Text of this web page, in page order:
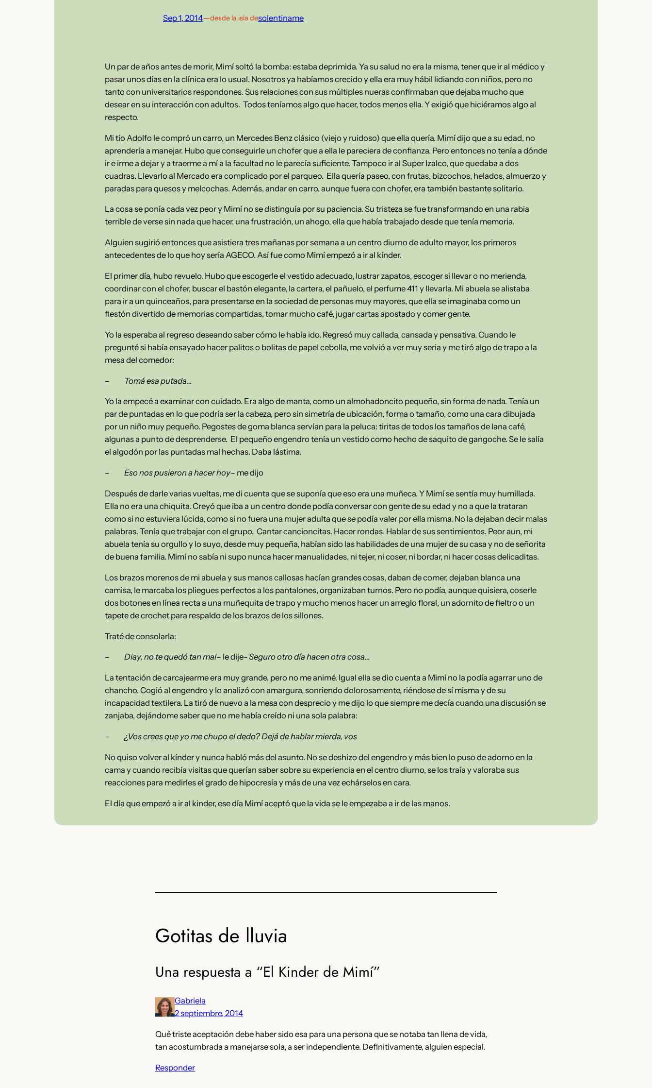
Sep 1, 2014—desde la isla desolentiname
Un par de años antes de morir, Mimí soltó la bomba: estaba deprimida. Ya su salud no era la misma, tener que ir al médico y
pasar unos días en la clínica era lo usual. Nosotros ya habíamos crecido y ella era muy hábil lidiando con niños, pero no
tanto con universitarios respondones. Sus relaciones con sus múltiples nueras confirmaban que dejaba mucho que
desear en su interacción con adultos. Todos teníamos algo que hacer, todos menos ella. Y exigió que hiciéramos algo al
respecto.
Mi tío Adolfo le compró un carro, un Mercedes Benz clásico (viejo y ruidoso) que ella quería. Mimí dijo que a su edad, no
aprendería a manejar. Hubo que conseguirle un chofer que a ella le pareciera de confianza. Pero entonces no tenía a dónde
ir e irme a dejar y a traerme a mí a la facultad no le parecía suficiente. Tampoco ir al Super Izalco, que quedaba a dos
cuadras. Llevarlo al Mercado era complicado por el parqueo. Ella quería paseo, con frutas, bizcochos, helados, almuerzo y
paradas para quesos y melcochas. Además, andar en carro, aunque fuera con chofer, era también bastante solitario.
La cosa se ponía cada vez peor y Mimí no se distinguía por su paciencia. Su tristeza se fue transformando en una rabia
terrible de verse sin nada que hacer, una frustración, un ahogo, ella que había trabajado desde que tenía memoria.
Alguien sugirió entonces que asistiera tres mañanas por semana a un centro diurno de adulto mayor, los primeros
antecedentes de lo que hoy sería AGECO. Así fue como Mimí empezó a ir al kínder.
El primer día, hubo revuelo. Hubo que escogerle el vestido adecuado, lustrar zapatos, escoger si llevar o no merienda,
coordinar con el chofer, buscar el bastón elegante, la cartera, el pañuelo, el perfume 411 y llevarla. Mi abuela se alistaba
para ir a un quinceaños, para presentarse en la sociedad de personas muy mayores, que ella se imaginaba como un
fiestón divertido de memorias compartidas, tomar mucho café, jugar cartas apostado y comer gente.
Yo la esperaba al regreso deseando saber cómo le había ido. Regresó muy callada, cansada y pensativa. Cuando le
pregunté si había ensayado hacer palitos o bolitas de papel cebolla, me volvió a ver muy seria y me tiró algo de trapo a la
mesa del comedor:
– Tomá esa putada…
Yo la empecé a examinar con cuidado. Era algo de manta, como un almohadoncito pequeño, sin forma de nada. Tenía un
par de puntadas en lo que podría ser la cabeza, pero sin simetría de ubicación, forma o tamaño, como una cara dibujada
por un niño muy pequeño. Pegostes de goma blanca servían para la peluca: tiritas de todos los tamaños de lana café,
algunas a punto de desprenderse. El pequeño engendro tenía un vestido como hecho de saquito de gangoche. Se le salía
el algodón por las puntadas mal hechas. Daba lástima.
– Eso nos pusieron a hacer hoy– me dijo
Después de darle varias vueltas, me di cuenta que se suponía que eso era una muñeca. Y Mimí se sentía muy humillada.
Ella no era una chiquita. Creyó que iba a un centro donde podía conversar con gente de su edad y no a que la trataran
como si no estuviera lúcida, como si no fuera una mujer adulta que se podía valer por ella misma. No la dejaban decir malas
palabras. Tenía que trabajar con el grupo. Cantar cancioncitas. Hacer rondas. Hablar de sus sentimientos. Peor aun, mi
abuela tenía su orgullo y lo suyo, desde muy pequeña, habían sido las habilidades de una mujer de su casa y no de señorita
de buena familia. Mimí no sabía ni supo nunca hacer manualidades, ni tejer, ni coser, ni bordar, ni hacer cosas delicaditas.
Los brazos morenos de mi abuela y sus manos callosas hacían grandes cosas, daban de comer, dejaban blanca una
camisa, le marcaba los pliegues perfectos a los pantalones, organizaban turnos. Pero no podía, aunque quisiera, coserle
dos botones en línea recta a una muñequita de trapo y mucho menos hacer un arreglo floral, un adornito de fieltro o un
tapete de crochet para respaldo de los brazos de los sillones.
Traté de consolarla:
– Diay, no te quedó tan mal– le dije-Seguro otro día hacen otra cosa…
La tentación de carcajearme era muy grande, pero no me animé. Igual ella se dio cuenta a Mimí no la podía agarrar uno de
chancho. Cogió al engendro y lo analizó con amargura, sonriendo dolorosamente, riéndose de sí misma y de su
incapacidad textilera. La tiró de nuevo a la mesa con desprecio y me dijo lo que siempre me decía cuando una discusión se
zanjaba, dejándome saber que no me había creído ni una sola palabra:
– ¿Vos crees que yo me chupo el dedo? Dejá de hablar mierda, vos
No quiso volver al kínder y nunca habló más del asunto. No se deshizo del engendro y más bien lo puso de adorno en la
cama y cuando recibía visitas que querían saber sobre su experiencia en el centro diurno, se los traía y valoraba sus
reacciones para medirles el grado de hipocresía y más de una vez echárselos en cara.
El día que empezó a ir al kinder, ese día Mimí aceptó que la vida se le empezaba a ir de las manos.
Gotitas de lluvia
Una respuesta a “El Kinder de Mimí”
Gabriela
2 septiembre, 2014
Qué triste aceptación debe haber sido esa para una persona que se notaba tan llena de vida,
tan acostumbrada a manejarse sola, a ser independiente. Definitivamente, alguien especial.
Responder